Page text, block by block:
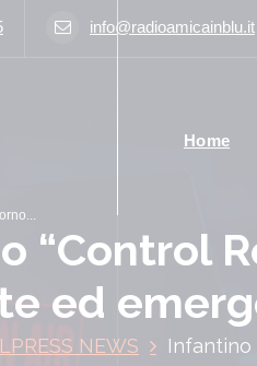
info@radioamicainblu.it
Home
“Control
ed
NEWS Infantino